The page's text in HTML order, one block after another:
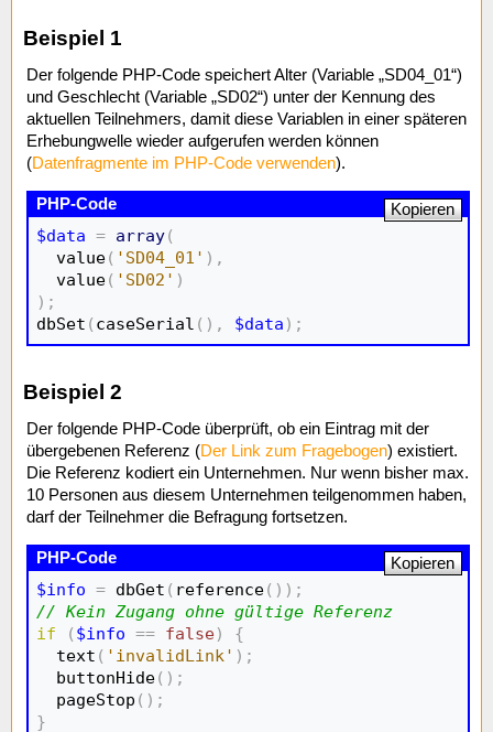
Beispiel 1
Der folgende PHP-Code speichert Alter (Variable „SD04_01“)
und Geschlecht (Variable „SD02“) unter der Kennung des
aktuellen Teilnehmers, damit diese Variablen in einer späteren
Erhebungwelle wieder aufgerufen werden können
(Datenfragmente im PHP-Code verwenden).
$data = array(
  value
( 'SD04_01' ) ,
  value
( 'SD02' )
) ;
dbSet ( caseSerial ( ) , $data ) ;
Kopieren
Beispiel 2
Der folgende PHP-Code überprüft, ob ein Eintrag mit der
übergebenen Referenz (Der Link zum Fragebogen) existiert.
Die Referenz kodiert ein Unternehmen. Nur wenn bisher max.
10 Personen aus diesem Unternehmen teilgenommen haben,
darf der Teilnehmer die Befragung fortsetzen.
$info = dbGet ( reference( ) ) ;
// Kein Zugang ohne gültige Referenz
if
( $info == false)
{
  text
( 'invalidLink' ) ;
  buttonHide
( ) ;
  pageStop
( ) ;
}
Kopieren